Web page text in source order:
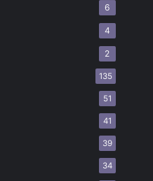
6
4
2
135
51
41
39
34